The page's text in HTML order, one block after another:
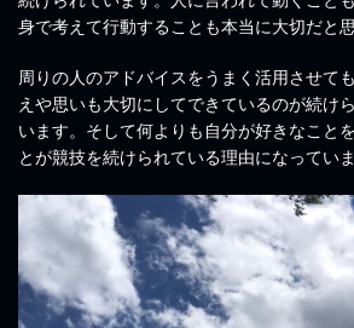
身で考えて行動することも本当に大切だと
周りの人のアドバイスをうまく活用させて
えや思いも大切にしてできているのが続け
います。そして何よりも自分が好きなこと
とが競技を続けられている理由になっていま